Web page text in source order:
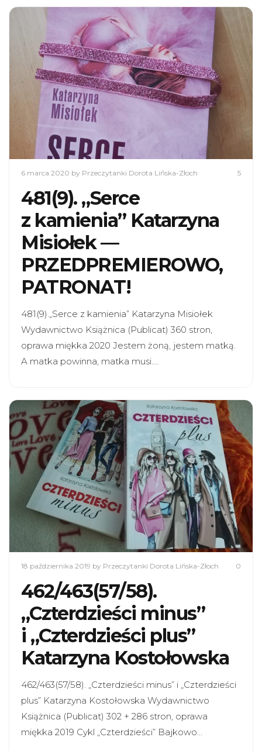
6 marca 2020 by Przeczytanki Dorota Lińska-Złoch 5
481(9). „Serce
z kamienia” Katarzyna
Misiołek —
PRZEDPREMIEROWO,
PATRONAT!
481(9).„Serce z kamienia” Katarzyna Misiołek
Wydawnictwo Książnica (Publicat) 360 stron,
oprawa miękka 2020 Jestem żoną, jestem matką.
A matka powinna, matka musi.…
18 października 2019 by Przeczytanki Dorota Lińska-Złoch 0
462/463(57/58).
„Czterdzieści minus”
i „Czterdzieści plus”
Katarzyna Kostołowska
462/463(57/58). „Czterdzieści minus” i „Czterdzieści
plus” Katarzyna Kostołowska Wydawnictwo
Książnica (Publicat) 302 + 286 stron, oprawa
miękka 2019 Cykl „Czterdzieści” Bajkowo…